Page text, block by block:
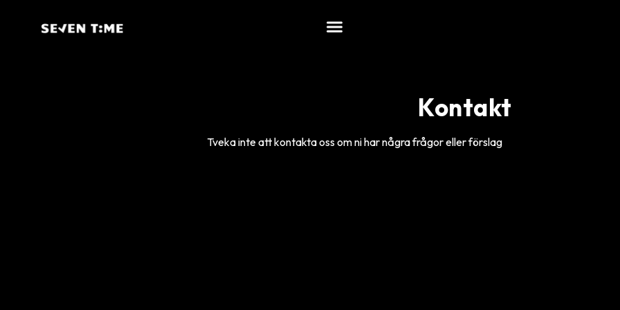
Kontakt
Tveka inte att kontakta oss om ni har några frågor eller förslag